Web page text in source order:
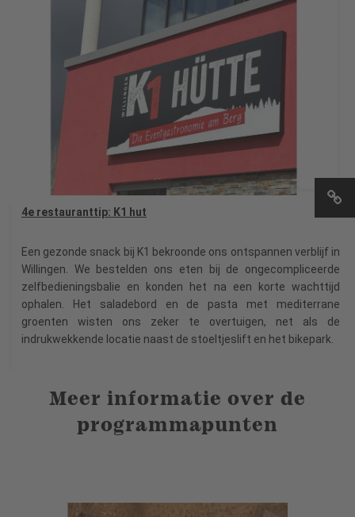
4e restauranttip: K1 hut
Een gezonde snack bij K1 bekroonde ons ontspannen verblijf in
Willingen. We bestelden ons eten bij de ongecompliceerde
zelfbedieningsbalie en konden het na een korte wachttijd
ophalen. Het saladebord en de pasta met mediterrane
groenten wisten ons zeker te overtuigen, net als de
indrukwekkende locatie naast de stoeltjeslift en het bikepark.
Meer informatie over de
programmapunten